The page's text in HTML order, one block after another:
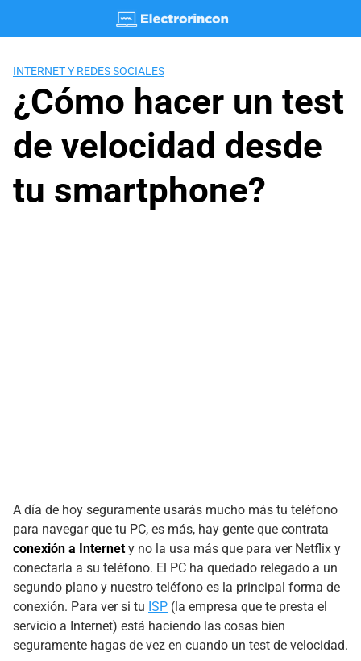
INTERNET Y REDES SOCIALES
¿Cómo hacer un test
de velocidad desde
tu smartphone?
A día de hoy seguramente usarás mucho más tu teléfono
para navegar que tu PC, es más, hay gente que contrata
conexión a Internety no la usa más que para ver Netflix y
conectarla a su teléfono. El PC ha quedado relegado a un
segundo plano y nuestro teléfono es la principal forma de
conexión. Para ver si tu ISP (la empresa que te presta el
servicio a Internet) está haciendo las cosas bien
seguramente hagas de vez en cuando un test de velocidad.